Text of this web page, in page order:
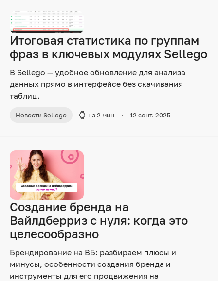
Итоговая статистика по группам
фраз в ключевых модулях Sellego
В Sellego — удобное обновление для анализа
данных прямо в интерфейсе без скачивания
таблиц.
Новости Sellego на 2 мин 12 сент. 2025
Создание бренда на
Вайлдберриз с нуля: когда это
целесообразно
Брендирование на ВБ: разбираем плюсы и
минусы, особенности создания бренда и
инструменты для его продвижения на